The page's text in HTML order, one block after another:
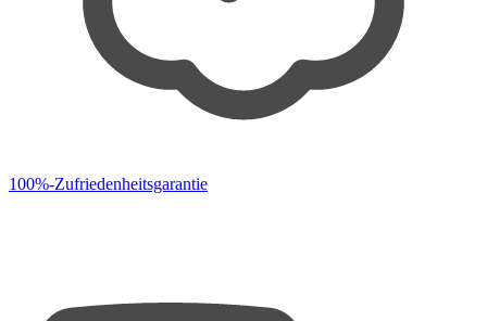
100%-Zufriedenheitsgarantie